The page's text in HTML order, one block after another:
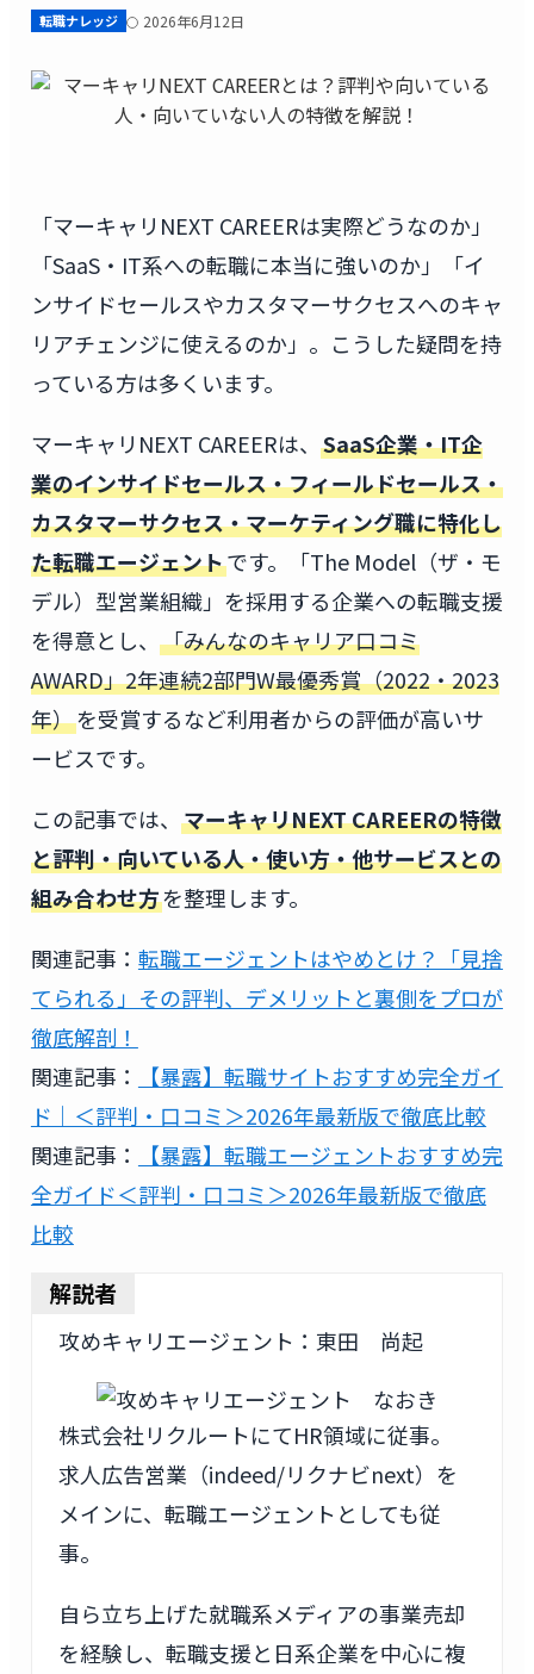
転職ナレッジ 2026年6月12日
「マーキャリNEXT CAREERは実際どうなのか」
「SaaS・IT系への転職に本当に強いのか」「イ
ンサイドセールスやカスタマーサクセスへのキャ
リアチェンジに使えるのか」。こうした疑問を持
っている方は多くいます。
マーキャリNEXT CAREERは、 SaaS企業・IT企
業のインサイドセールス・フィールドセールス・
カスタマーサクセス・マーケティング職に特化し
た転職エージェントです。「The Model（ザ・モ
デル）型営業組織」を採用する企業への転職支援
を得意とし、 「みんなのキャリア口コミ
AWARD」2年連続2部門W最優秀賞（2022・2023
年）を受賞するなど利用者からの評価が高いサ
ービスです。
この記事では、 マーキャリNEXT CAREERの特徴
と評判・向いている人・使い方・他サービスとの
組み合わせ方を整理します。
関連記事： 転職エージェントはやめとけ？「見捨
てられる」その評判、デメリットと裏側をプロが
徹底解剖！
関連記事：
【暴露】転職サイトおすすめ完全ガイ
ド｜＜評判・口コミ＞2026年最新版で徹底比較
関連記事：
【暴露】転職エージェントおすすめ完
全ガイド＜評判・口コミ＞2026年最新版で徹底
比較
解説者
攻めキャリエージェント：東田 尚起
株式会社リクルートにてHR領域に従事。
求人広告営業（indeed/リクナビnext）を
メインに、転職エージェントとしても従
事。
自ら立ち上げた就職系メディアの事業売却
を経験し、転職支援と日系企業を中心に複